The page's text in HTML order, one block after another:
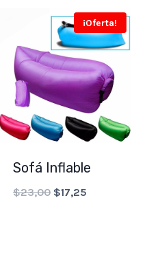
¡Oferta!
Sofá Inflable
$23,00 Original
$17,25